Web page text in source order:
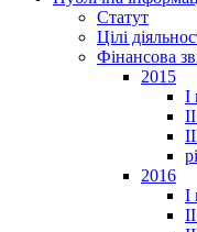
Статут
Цілі
Фінансова
2015
I
II
2016
I
II